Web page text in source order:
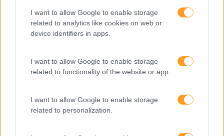
I want to allow Google to enable storage
related to analytics like cookies on web or
device identifiers in apps.
I want to allow Google to enable storage
related to functionality of the website or app.
I want to allow Google to enable storage
related to personalization.